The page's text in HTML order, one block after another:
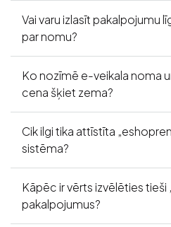
Vai varu izlasīt pakalpojumu
par nomu?
Ko nozīmē e-veikala noma
cena šķiet zema?
Cik ilgi tika attīstīta
sistēma?
Kāpēc ir vērts izvēlēties tieši
pakalpojumus?